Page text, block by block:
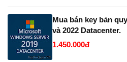
Mua bán key bản
và 2022 Datacenter.
1.450.000đ